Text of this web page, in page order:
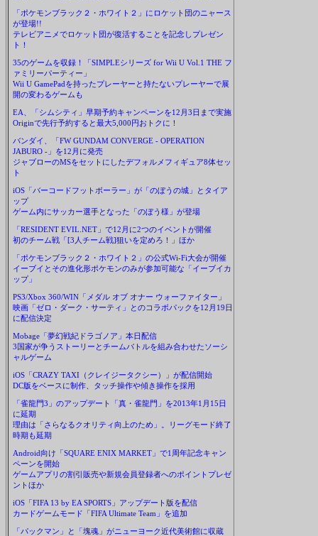
「ポケモンブラック２・ホワイト２」にロケット団のニャース
が登場!!
テレビアニメでロケット団が復活することを記念しプレゼン
ト！
35のゲームを収録！「SIMPLEシリーズ for Wii U Vol.1 THE フ
ァミリーパーティー」
Wii U GamePadを持ったプレーヤーと持たないプレーヤーで展
開の変わるゲームも
EA、「シムシティ」早期予約キャンペーンを12月3日まで実施
Originで先行予約すると最大5,000円おトクに！
バンダイ、「FW GUNDAM CONVERGE - OPERATION
JABURO -」を12月に発売
ジャブローのMSをセットにしたデフォルメフィギュア8体セッ
ト
iOS「バーコードフットボーラー」が「のぼうの城」とタイア
ップ
ゲーム内にサッカー選手となった「のぼう様」が登場
「RESIDENT EVIL.NET」で12月に2つのイベントが開催
初のチーム戦「[3人チーム戦]狙いを定めろ！」ほか
「ポケモンブラック２・ホワイト２」の公式Wi-Fi大会が開催
イーブイとその進化形ポケモンのみが参加可能な「イーブイカ
ップ」
PS3/Xbox 360/WIN「メダル オブ オナー ウォーファイター」
映画「ゼロ・ダーク・サーティ」とのコラボパックを12月19日
に配信決定
Mobage「夢幻戦紀ドラゴノア」本日配信
3国家が争うストーリーとチームバトルを組み合わせたソーシ
ャルゲーム
iOS「CRAZY TAXI（クレイジータクシー）」が配信開始
DC版をベースに制作、タッチ操作や傾き操作を採用
「雀龍門3」のアップデート「真・雀龍門」を2013年1月15日
に延期
理由は「さらなるクオリティ向上のため」。リーグモード終了
時期も延期
Android向け「SQUARE ENIX MARKET」で1周年記念キャン
ペーンを開始
ゲームアプリの割引販売や新規会員登録者へのポイントプレゼ
ントほか
iOS「FIFA 13 by EA SPORTS」アップデート版を配信
カードゲームモード「FIFA Ultimate Team」を追加
「パックマン」と「塊魂」がニューヨーク近代美術館に収蔵